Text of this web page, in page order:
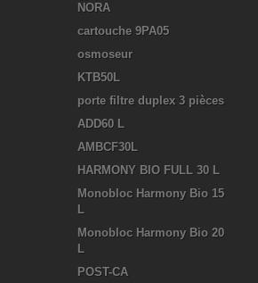
NORA
cartouche 9PA05
osmoseur
KTB50L
porte filtre duplex 3 pièces
ADD60 L
AMBCF30L
HARMONY BIO FULL 30 L
Monobloc Harmony Bio 15
L
Monobloc Harmony Bio 20
L
POST-CA